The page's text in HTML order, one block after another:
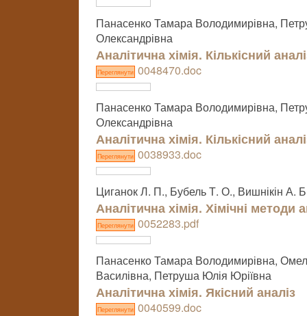
Панасенко Тамара Володимирівна,
Олександрівна
Аналітична хімія. Кількісний
Переглянути 0048470.doc
Панасенко Тамара Володимирівна,
Олександрівна
Аналітична хімія. Кількісний
Переглянути 0038933.doc
Циганок Л. П., Бубель Т. О., Вишнікін
Аналітична хімія. Хімічні методи
Переглянути 0052283.pdf
Панасенко Тамара Володимирівна,
Василівна, Петруша Юлія Юріївна
Аналітична хімія. Якісний аналіз
Переглянути 0040599.doc